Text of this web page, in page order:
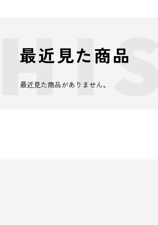
最近見た商品
最近見た商品がありません。